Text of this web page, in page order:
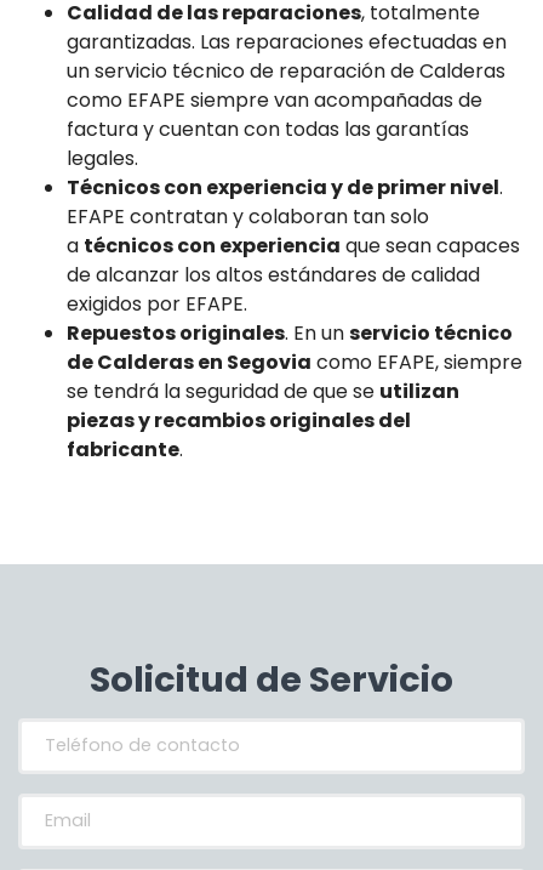
Calidad de las reparaciones, totalmente
garantizadas. Las reparaciones efectuadas en
un servicio técnico de reparación de Calderas
como EFAPE siempre van acompañadas de
factura y cuentan con todas las garantías
legales.
Técnicos con experiencia y de primer nivel.
EFAPE contratan y colaboran tan solo
a técnicos con experiencia que sean capaces
de alcanzar los altos estándares de calidad
exigidos por EFAPE.
Repuestos originales. En unservicio técnico
de Calderas en Segovia como EFAPE, siempre
se tendrá la seguridad de que se utilizan
piezas y recambios originales del
fabricante.
Solicitud de Servicio